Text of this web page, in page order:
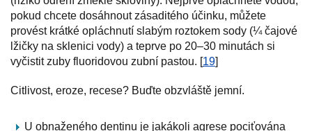
pokud chcete dosáhnout zásaditého účinku, můžete
provést krátké opláchnutí slabým roztokem sody (¼ čajové
lžičky na sklenici vody) a teprve po 20–30 minutách si
vyčistit zuby fluoridovou zubní pastou. [19]
Citlivost, eroze, recese? Buďte obzvláště jemní.
U obnaženého dentinu je jakákoli agrese pociťována